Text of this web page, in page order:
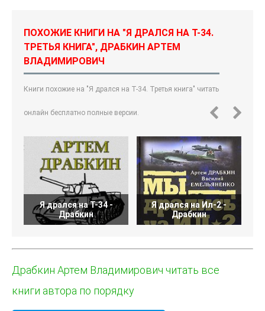
ПОХОЖИЕ КНИГИ НА "Я ДРАЛСЯ НА Т-34.
ТРЕТЬЯ КНИГА", ДРАБКИН АРТЕМ
ВЛАДИМИРОВИЧ
Книги похожие на "Я дрался на Т-34. Третья книга" читать
онлайн бесплатно полные версии.
Я дрался на Т-34 -
Драбкин
Я дрался на Ил-2 -
Драбкин
Драбкин Артем Владимирович читать все
книги автора по порядку